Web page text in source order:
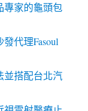
專家的龜頭包
代理Fasoul
並搭配台北汽